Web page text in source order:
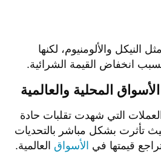
والألومنيوم، لكنها
انخفاض القيمة الشرائية.
المحلية والعالمية
التي شهدت تقلبات حادة
تأثرت بشكل مباشر بالتحديات
قيمتها في الأسواق العالمية.